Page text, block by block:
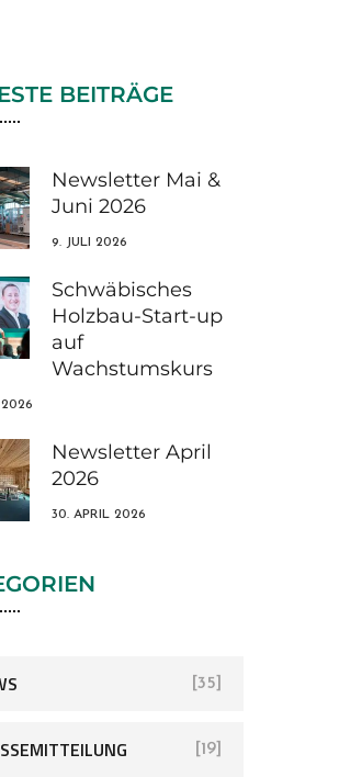
BEITRÄGE
Newsletter Mai &
Juni 2026
9. JULI 2026
Schwäbisches
Holzbau-Start-up
auf
Wachstumskurs
2026
Newsletter April
2026
30. APRIL 2026
[35]
[19]